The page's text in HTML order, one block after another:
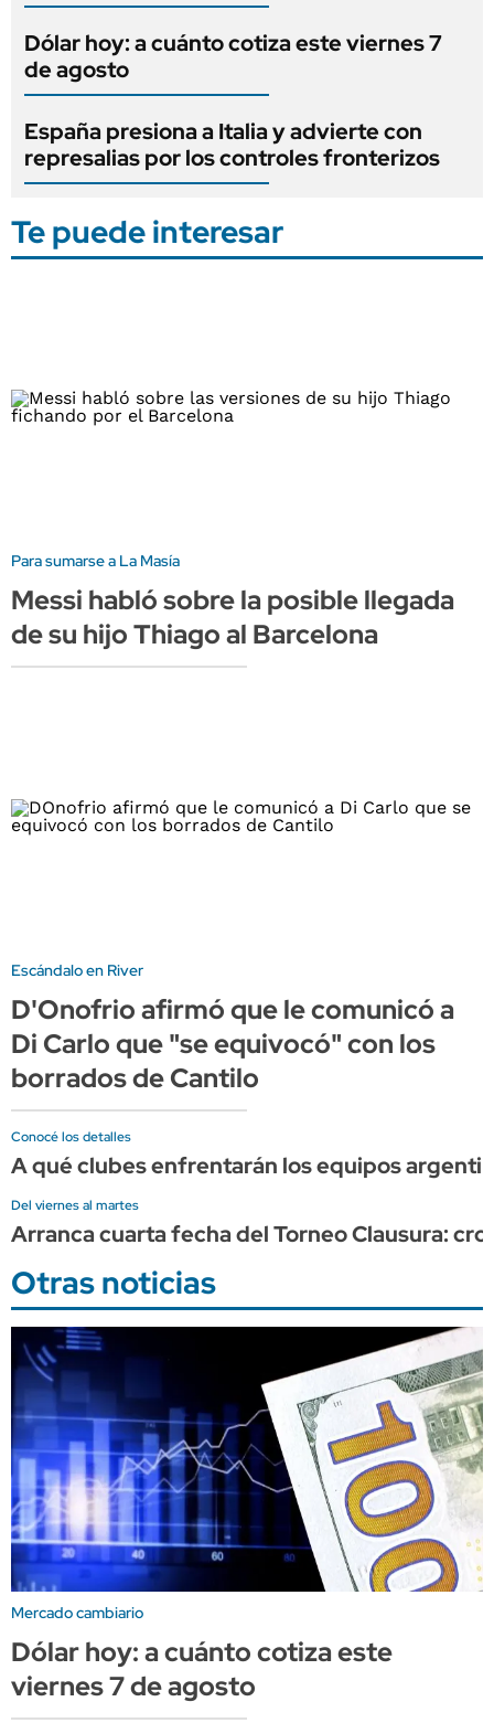
Dólar hoy: a cuánto cotiza este viernes 7
de agosto
España presiona a Italia y advierte con
represalias por los controles fronterizos
Te puede interesar
Para sumarse a La Masía
Messi habló sobre la posible llegada
de su hijo Thiago al Barcelona
Escándalo en River
D'Onofrio afirmó que le comunicó a
Di Carlo que "se equivocó" con los
borrados de Cantilo
Conocé los detalles
A qué clubes enfrentarán los equipos
Del viernes al martes
Arranca cuarta fecha del Torneo Clausura:
Otras noticias
Mercado cambiario
Dólar hoy: a cuánto cotiza este
viernes 7 de agosto